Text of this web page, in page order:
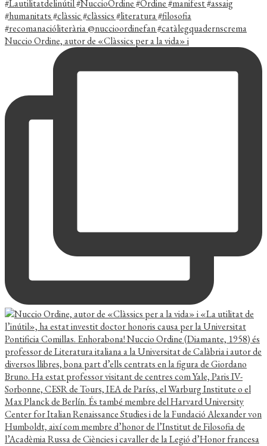
Nuccio Ordine, autor de «Clàssics per a la vida» i